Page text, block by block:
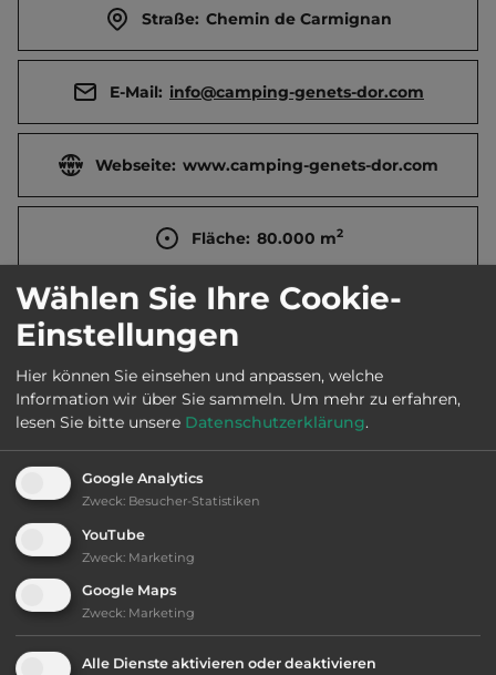
Straße: Chemin de Carmignan
E-Mail: info@camping-genets-dor.com
Webseite: www.camping-genets-dor.com
Fläche: 80.000 m2
Öffnungszeiten: 14.4. bis 24.9.
Telefon: 0033 4 66895867
Ausstattung:
bis 60,- Euro
Klassifizierung: befriedigend
Lage: schön
Wählen Sie Ihre Cookie-
Einstellungen
Hier können Sie einsehen und anpassen, welche
Information wir über Sie sammeln. Um mehr zu erfahren,
lesen Sie bitte unsere Datenschutzerklärung.
Google Analytics
Zweck: Besucher-Statistiken
YouTube
Zweck: Marketing
Google Maps
Zweck: Marketing
Alle Dienste aktivieren oder deaktivieren